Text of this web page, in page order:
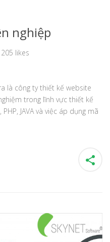
nghiệp
205 likes
là công ty thiết kế website
trong lĩnh vực thiết kế
JAVA và việc áp dụng mã